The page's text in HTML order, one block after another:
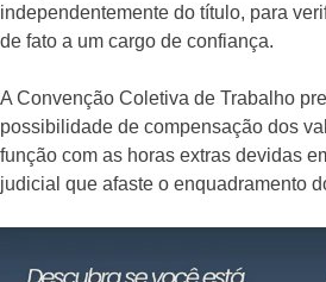
independentemente do título, para
de fato a um cargo de confiança.
A Convenção Coletiva de Trabalho
possibilidade de compensação dos
função com as horas extras devidas
judicial que afaste o enquadramento